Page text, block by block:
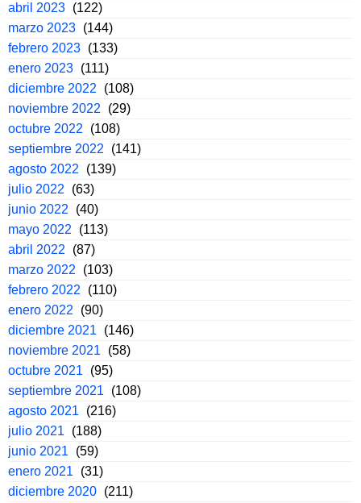
abril 2023 (122)
marzo 2023 (144)
febrero 2023 (133)
enero 2023 (111)
diciembre 2022
(108)
noviembre 2022
(29)
octubre 2022
(108)
septiembre 2022
(141)
agosto 2022
(139)
julio 2022
(63)
junio 2022
(40)
mayo 2022
(113)
abril 2022
(87)
marzo 2022
(103)
febrero 2022
(110)
enero 2022
(90)
diciembre 2021
(146)
noviembre 2021
(58)
octubre 2021
(95)
septiembre 2021
(108)
agosto 2021
(216)
julio 2021
(188)
junio 2021
(59)
enero 2021
(31)
diciembre 2020 (211)